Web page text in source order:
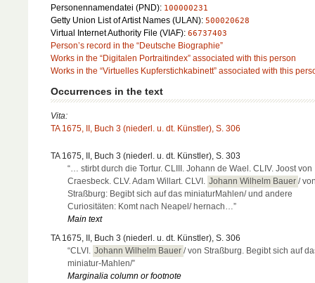
Personennamendatei (PND): 100000231
Getty Union List of Artist Names (ULAN): 500020628
Virtual Internet Authority File (VIAF): 66737403
Person’s record in the “Deutsche Biographie”
Works in the “Digitalen Portraitindex” associated with this person
Works in the “Virtuelles Kupferstichkabinett” associated with this
Occurrences in the text
Vita:
TA 1675, II, Buch 3 (niederl. u. dt. Künstler), S. 306
TA 1675, II, Buch 3 (niederl. u. dt. Künstler), S. 303
“… stirbt durch die Tortur. CLIII. Johann de Wael. CLIV. Joost von
Craesbeck. CLV. Adam Willart. CLVI. Johann Wilhelm Bauer /
Straßburg: Begibt sich auf das miniaturMahlen/ und andere
Curiositäten: Komt nach Neapel/ hernach…”
Main text
TA 1675, II, Buch 3 (niederl. u. dt. Künstler), S. 306
“CLVI. Johann Wilhelm Bauer / von Straßburg. Begibt sich auf
miniatur-Mahlen/”
Marginalia column or footnote